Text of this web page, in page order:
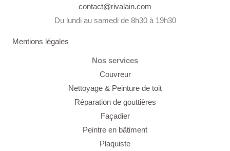
contact@rivalain.com
Du lundi au samedi de 8h30 à 19h30
Mentions légales
Nos services
Couvreur
Nettoyage & Peinture de toit
Réparation de gouttières
Façadier
Peintre en bâtiment
Plaquiste